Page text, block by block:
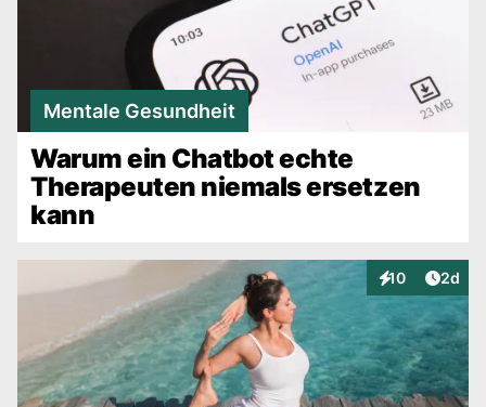
Mentale Gesundheit
Warum ein Chatbot echte
Therapeuten niemals ersetzen
kann
10
Interaktionen
2d